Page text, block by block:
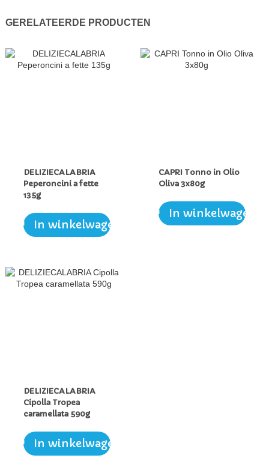
GERELATEERDE PRODUCTEN
DELIZIECALABRIA
Peperoncini a fette
135g
In winkelwagen
CAPRI Tonno in Olio
Oliva 3x80g
In winkelwagen
DELIZIECALABRIA
Cipolla Tropea
caramellata 590g
In winkelwagen